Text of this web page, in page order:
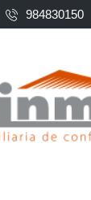
984830150